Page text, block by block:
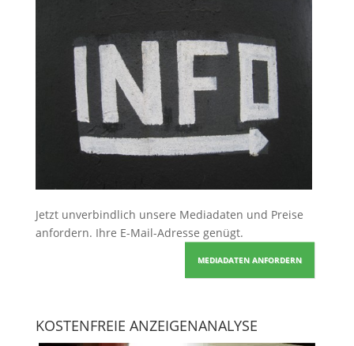
Jetzt unverbindlich unsere Mediadaten und Preise
anfordern. Ihre E-Mail-Adresse genügt.
MEDIADATEN ANFORDERN
KOSTENFREIE ANZEIGENANALYSE